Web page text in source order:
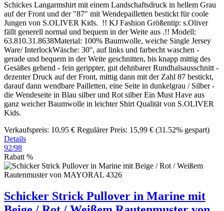
Schickes Langarmshirt mit einem Landschaftsdruck in hellem Grau
auf der Front und der "87" mit Wendepailletten bestickt für coole
Jungen von S.OLIVER Kids. !! KJ Fashion Größentip: s.Oliver
fällt generell normal und bequem in der Weite aus .!! Modell:
63.810.31.8638Material: 100% Baumwolle, weiche Single Jersey
Ware/ InterlockWäsche: 30°, auf links und farbecht waschen -
gerade und bequem in der Weite geschnitten, bis knapp mittig des
Gesäßes gehend - fein gerippter, gut dehnbarer Rundhalsausschnitt -
dezenter Druck auf der Front, mittig dann mit der Zahl 87 bestickt,
darauf dann wendbare Pailletten, eine Seite in dunkelgrau / Silber -
die Wendeseite in Blau silber und Rot silber Ein Must Have aus
ganz weicher Baumwolle in leichter Shirt Qualität von S.OLIVER
Kids.
Verkaufspreis: 10,95 € Regulärer Preis: 15,99 € (31.52% gespart)
Details
92/98
Rabatt %
Schicker Strick Pullover in Marine mit